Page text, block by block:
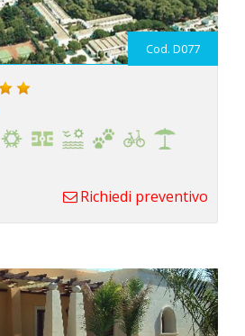
Cod. D077
Richiedi preventivo